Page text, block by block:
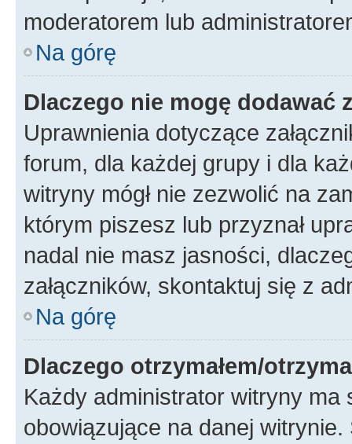
moderatorem lub
Na górę
Dlaczego nie mogę dodawać
Uprawnienia dotyczące
forum, dla każdej grupy i dla
witryny mógł nie zezwolić na
którym piszesz lub przyznał
nadal nie masz jasności,
załączników, skontaktuj się z
Na górę
Dlaczego otrzymałem/
Każdy administrator witryny ma
obowiązujące na danej